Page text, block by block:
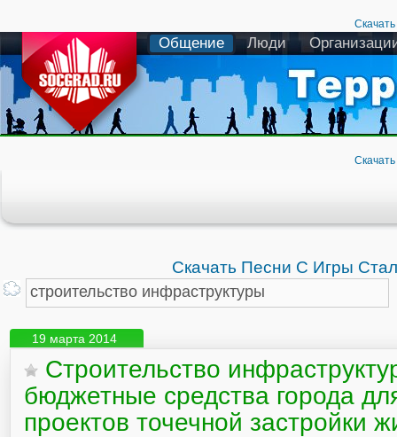
Общение Люди
Скачать Песни С Игры
19 марта 2014
Строительство
бюджетные средства города
проектов точечной застройки